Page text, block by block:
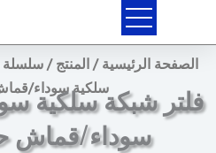
المحتوىالصفحة الرئيسية/المنتج/سلسلة
سلكية سوداء/
فلتر شبكة سلكية
سوداء/قماش